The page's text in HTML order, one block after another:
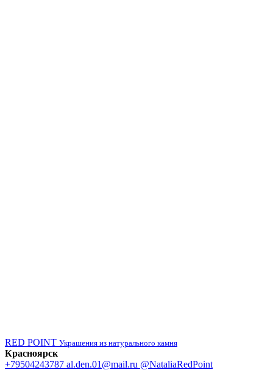
RED POINT Украшения из натурального камня
Красноярск
+79504243787 al.den.01@mail.ru @NataliaRedPoint